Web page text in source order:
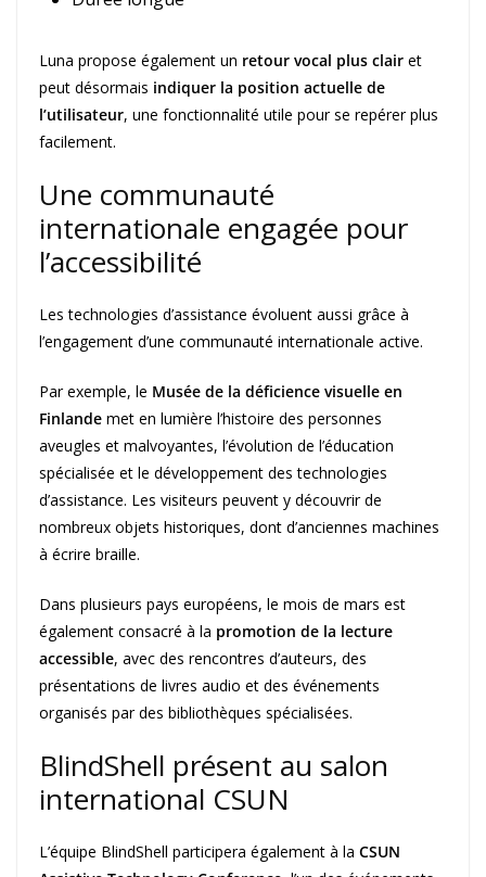
Luna propose également un retour vocal plus clair et
peut désormais indiquer la position actuelle de
l’utilisateur, une fonctionnalité utile pour se repérer plus
facilement.
Une communauté
internationale engagée pour
l’accessibilité
Les technologies d’assistance évoluent aussi grâce à
l’engagement d’une communauté internationale active.
Par exemple, le Musée de la déficience visuelle en
Finlande met en lumière l’histoire des personnes
aveugles et malvoyantes, l’évolution de l’éducation
spécialisée et le développement des technologies
d’assistance. Les visiteurs peuvent y découvrir de
nombreux objets historiques, dont d’anciennes machines
à écrire braille.
Dans plusieurs pays européens, le mois de mars est
également consacré à la promotion de la lecture
accessible, avec des rencontres d’auteurs, des
présentations de livres audio et des événements
organisés par des bibliothèques spécialisées.
BlindShell présent au salon
international CSUN
L’équipe BlindShell participera également à la CSUN